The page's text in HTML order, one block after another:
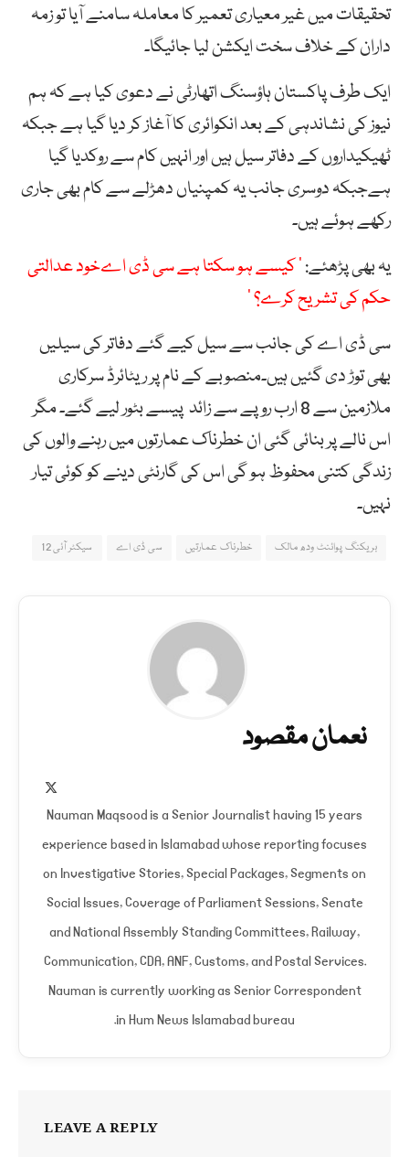
تحقیقات میں غیر معیاری تعمیر کا معاملہ سامنے آیا تو زمہ
داران کے خلاف سخت ایکشن لیا جائیگا۔
ایک طرف پاکستان ہاؤسنگ اتھارٹی نے دعوی کیا ہے کہ ہم
نیوز کی نشاندہی کے بعد انکوائری کا آغاز کر دیا گیا ہے جبکہ
ٹھیکیداروں کے دفاتر سیل ہیں اور انہیں کام سے روکدیا گیا
ہےجبکہ دوسری جانب یہ کمپنیاں دھڑلے سے کام بھی جاری
رکھے ہوئے ہیں۔
یہ بھی پڑھئے:’ کیسے ہو سکتا ہے سی ڈی اےخود عدالتی
حکم کی تشریح کرے؟ ‘
سی ڈی اے کی جانب سے سیل کیے گئے دفاتر کی سیلیں
بھی توڑ دی گئیں ہیں۔منصوبے کے نام پر ریٹائرڈ سرکاری
ملازمین سے 8 ارب روپے سے زائد پیسے بٹور لیے گئے۔ مگر
اس نالے پر بنائی گئی ان خطرناک عمارتوں میں رہنے والوں کی
زندگی کتنی محفوظ ہو گی اس کی گارنٹی دینے کو کوئی تیار
نہیں۔
بریکنگ پوائنٹ ودھ مالک خطرناک عمارتیں سی ڈی اے سیکٹر آئی 12
نعمان مقصود
Nauman Maqsood is a Senior Journalist having 15 years
experience based in Islamabad whose reporting focuses
on Investigative Stories, Special Packages, Segments on
Social Issues, Coverage of Parliament Sessions, Senate
and National Assembly Standing Committees, Railway,
Communication, CDA, ANF, Customs, and Postal Services.
Nauman is currently working as Senior Correspondent
in Hum News Islamabad bureau.
LEAVE A REPLY